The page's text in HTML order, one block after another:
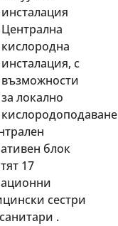
инсталация
Централна
кислородна
инсталация, с
възможности
за локално
кислородоподаване
блок
17
сестри
.